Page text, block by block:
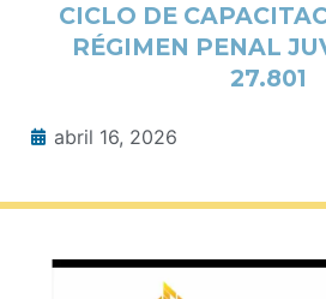
CICLO DE
RÉGIMEN PENAL
27.801
abril 16, 2026